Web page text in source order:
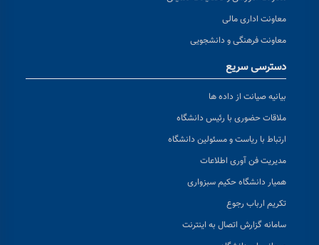
معاونت اداری مالی
معاونت فرهنگی و دانشجویی
دسترسی سریع
بیانیه صیانت از داده ها
ملاقات حضوری با رئیس دانشگاه
ارتباط با ریاست و مسئولین دانشگاه
مدیریت فن آوری اطلاعات
همیار دانشگاه حکیم سبزواری
تکریم ارباب رجوع
سامانه گزارش اتصال به اینترنت